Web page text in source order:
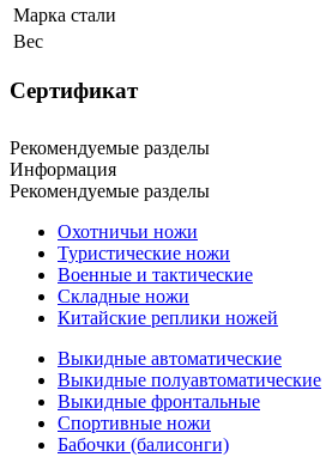
Марка стали
Вес
Сертификат
Рекомендуемые разделы
Информация
Рекомендуемые разделы
Охотничьи ножи
Туристические ножи
Военные и тактические
Складные ножи
Китайские реплики ножей
Выкидные автоматические
Выкидные полуавтоматические
Выкидные фронтальные
Спортивные ножи
Бабочки (балисонги)